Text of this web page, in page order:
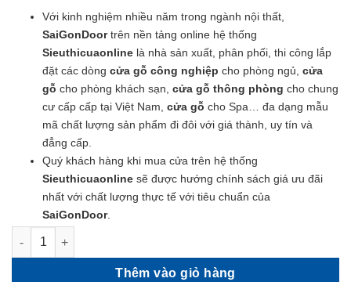
Với kinh nghiệm nhiều năm trong ngành nội thất,
SaiGonDoortrên nền tảng online hệ thống
Sieuthicuaonlinelà nhà sản xuất, phân phối, thi công lắp
đặt các dòng cửa gỗ công nghiệp cho phòng ngủ, cửa
gỗ cho phòng khách sạn, cửa gỗ thông phòng cho chung
cư cấp cấp tại Việt Nam, cửa gỗ cho Spa… đa dạng mẫu
mã chất lượng sản phẩm đi đôi với giá thành, uy tín và
đẳng cấp.
Quý khách hàng khi mua cửa trên hệ thống
Sieuthicuaonlinesẽ được hướng chính sách giá ưu đãi
nhất với chất lượng thực tế với tiêu chuẩn của
SaiGonDoor.
Cửa MDF Phủ Veneer - Cửa Gỗ MDF Veneer P1R4 Căm Xe số
Thêm vào giỏ hàng